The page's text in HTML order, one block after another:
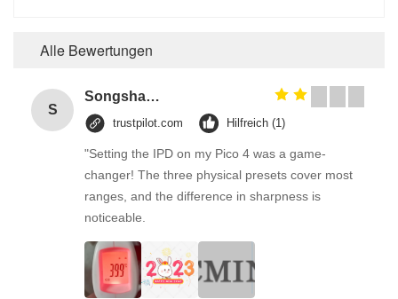
Alle Bewertungen
S
Songshang
trustpilot.com Hilfreich (1)
"Setting the IPD on my Pico 4 was a game-
changer! The three physical presets cover most
ranges, and the difference in sharpness is
noticeable.